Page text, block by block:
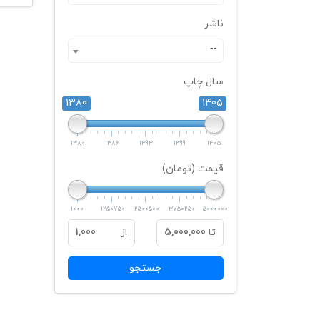
ناشر
--
سال چاپ
1380
1405
1380 1386 1393 1399 1405
قیمت (تومان)
1000 1250750 2500500 3750250 5000000
تا 5,000,000 از 1,000
جستجو